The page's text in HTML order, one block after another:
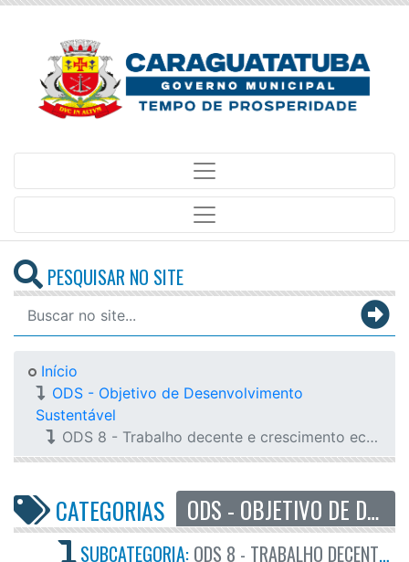
PESQUISAR NO SITE
Início
ODS - Objetivo de Desenvolvimento
Sustentável
ODS 8 - Trabalho decente e crescimento econômico
CATEGORIAS ODS - OBJETIVO DE DESENVOLVIMENTO SUSTENTÁVEL
SUBCATEGORIA: ODS 8 - TRABALHO DECENTE E CRESCIMENTO ECONÔMICO